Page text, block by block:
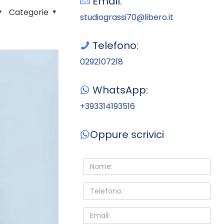
Categorie studiograssi70@libero.it
Telefono:
0292107218
WhatsApp:
+393314193516
Oppure scrivici
Nome:
Telefono:
Email: